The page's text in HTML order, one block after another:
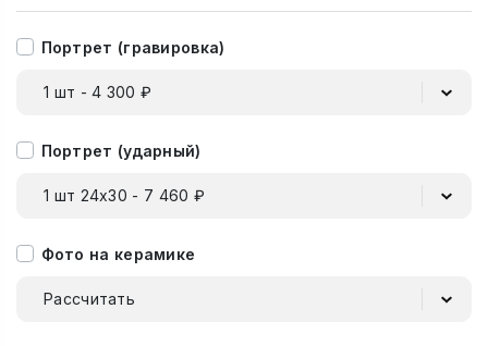
Портрет (гравировка)
1 шт - 4 300 ₽
Портрет (ударный)
1 шт 24х30 - 7 460 ₽
Фото на керамике
Рассчитать